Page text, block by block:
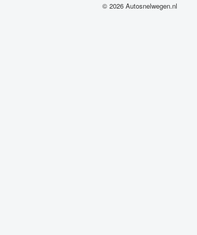
© 2026 Autosnelwegen.nl